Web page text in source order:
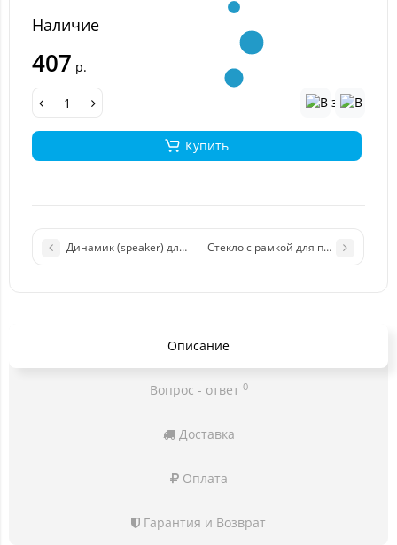
Наличие
407 р.
Купить
Динамик (speaker) для iPhone 11 Pro (Премиум)
Стекло с рамкой для переклейки
Описание
Вопрос - ответ 0
Доставка
Оплата
Гарантия и Возврат